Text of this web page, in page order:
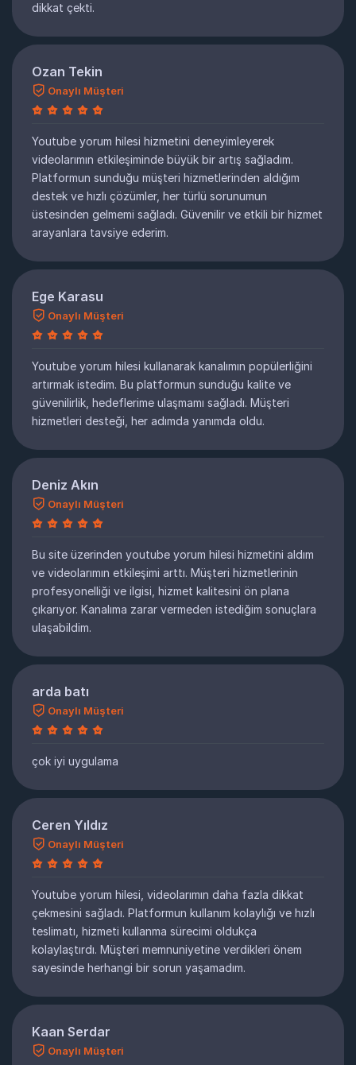
dikkat çekti.
Ozan Tekin
Onaylı Müşteri
Youtube yorum hilesi hizmetini deneyimleyerek
videolarımın etkileşiminde büyük bir artış sağladım.
Platformun sunduğu müşteri hizmetlerinden aldığım
destek ve hızlı çözümler, her türlü sorunumun
üstesinden gelmemi sağladı. Güvenilir ve etkili bir hizmet
arayanlara tavsiye ederim.
Ege Karasu
Onaylı Müşteri
Youtube yorum hilesi kullanarak kanalımın popülerliğini
artırmak istedim. Bu platformun sunduğu kalite ve
güvenilirlik, hedeflerime ulaşmamı sağladı. Müşteri
hizmetleri desteği, her adımda yanımda oldu.
Deniz Akın
Onaylı Müşteri
Bu site üzerinden youtube yorum hilesi hizmetini aldım
ve videolarımın etkileşimi arttı. Müşteri hizmetlerinin
profesyonelliği ve ilgisi, hizmet kalitesini ön plana
çıkarıyor. Kanalıma zarar vermeden istediğim sonuçlara
ulaşabildim.
arda batı
Onaylı Müşteri
çok iyi uygulama
Ceren Yıldız
Onaylı Müşteri
Youtube yorum hilesi, videolarımın daha fazla dikkat
çekmesini sağladı. Platformun kullanım kolaylığı ve hızlı
teslimatı, hizmeti kullanma sürecimi oldukça
kolaylaştırdı. Müşteri memnuniyetine verdikleri önem
sayesinde herhangi bir sorun yaşamadım.
Kaan Serdar
Onaylı Müşteri